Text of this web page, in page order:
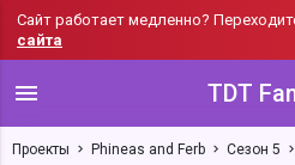
Сайт работает медленно?
сайта
TDT
Проекты Phineas and Ferb Сезон 5